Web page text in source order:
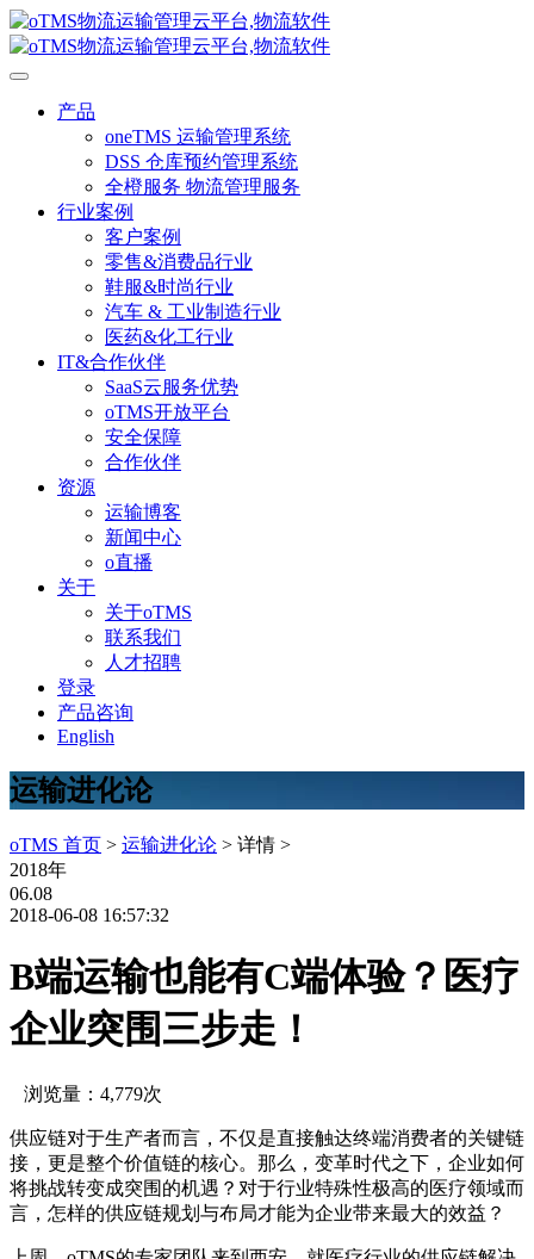
产品
oneTMS 运输管理系统
DSS 仓库预约管理系统
全橙服务 物流管理服务
行业案例
客户案例
零售&消费品行业
鞋服&时尚行业
汽车 & 工业制造行业
医药&化工行业
IT&合作伙伴
SaaS云服务优势
oTMS开放平台
安全保障
合作伙伴
资源
运输博客
新闻中心
o直播
关于
关于oTMS
联系我们
人才招聘
登录
产品咨询
English
运输进化论
oTMS 首页 > 运输进化论 > 详情 >
2018年
06.08
2018-06-08 16:57:32
B端运输也能有C端体验？医疗
企业突围三步走！
浏览量：4,779次
供应链对于生产者而言，不仅是直接触达终端消费者的关键链
接，更是整个价值链的核心。那么，变革时代之下，企业如何
将挑战转变成突围的机遇？对于行业特殊性极高的医疗领域而
言，怎样的供应链规划与布局才能为企业带来最大的效益？